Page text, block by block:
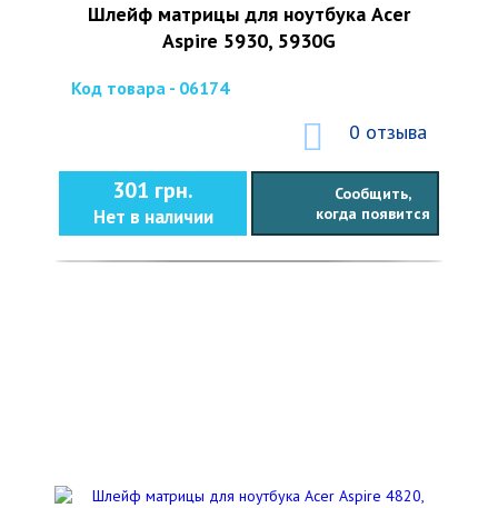
Шлейф матрицы для ноутбука Acer
Aspire 5930, 5930G
Код товара - 06174
0 отзыва
301 грн.
Нет в наличии
Сообщить,
когда появится